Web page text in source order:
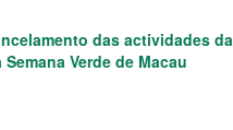
das actividades da
Semana Verde de Macau